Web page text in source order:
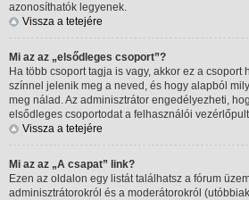
azonosíthatók legyenek.
Vissza a tetejére
Mi az az „elsődleges csoport”?
Ha több csoport tagja is vagy, akkor ez a csoport
színnel jelenik meg a neved, és hogy alapból
meg nálad. Az adminisztrátor engedélyezheti,
elsődleges csoportodat a felhasználói
Vissza a tetejére
Mi az az „A csapat” link?
Ezen az oldalon egy listát találhatsz a fórum
adminisztrátorokról és a moderátorokról